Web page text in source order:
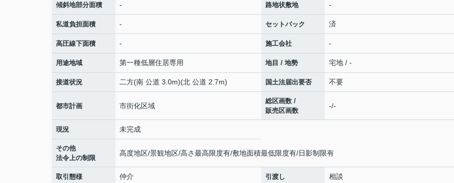
傾斜地部分面積 - 路地状敷地 -
私道負担面積 - セットバック 済
高圧線下面積 - 施工会社 -
用途地域 第一種低層住居専用 地目 / 地勢 宅地 / -
接道状況 二方(南 公道 3.0m)(北 公道 2.7m) 国土法届出要否 不要
都市計画 市街化区域
総区画数 /
販売区画数
-/-
現況 未完成
その他
法令上の制限
高度地区/景観地区/高さ最高限度有/敷地面積最低限度有/日影制限有
取引態様 仲介 引渡し 相談